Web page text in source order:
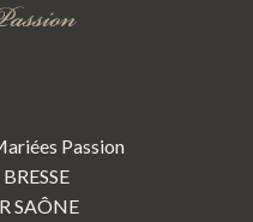
Passion
SAÔNE